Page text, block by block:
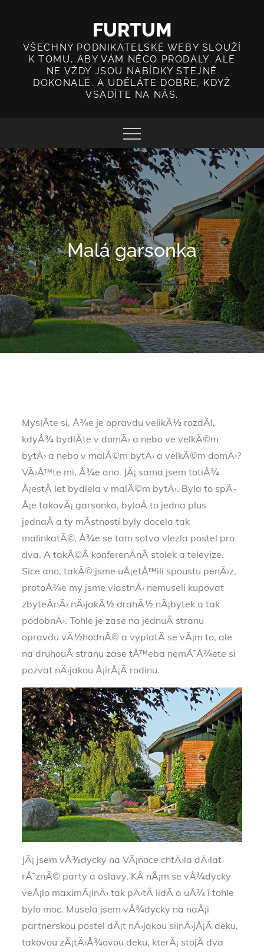
content
FURTUM
VŠECHNY PODNIKATELSKÉ WEBY SLOUŽÍ
K TOMU, ABY VÁM NĚCO PRODALY. ALE
NE VŽDY JSOU NABÍDKY STEJNĚ
DOKONALÉ. A UDĚLÁTE DOBŘE, KDYŽ
VSADÍTE NA NÁS.
Malá garsonka
MyslÃ­te si, Å¾e je opravdu velikÃ½ rozdÃ­l,
kdyÅ¾ bydlÃ­te v domÄ› a nebo ve velkÃ©m
bytÄ› a nebo v malÃ©m bytÄ› a velkÃ©m domÄ›?
VÄ›Å™te mi, Å¾e ano. JÃ¡ sama jsem totiÅ¾
Å¡estÂ let bydlela v malÃ©m bytÄ›. Byla to spÃ­
Å¡e takovÃ¡ garsonka, byloÂ to jedna plus
jednaÂ a ty mÃ­stnosti byly docela tak
malinkatÃ©, Å¾e se tam sotva vlezla postel pro
dva. A takÃ©Â konferenÄnÃ­ stolek a televize.
Sice ano, takÃ© jsme uÅ¡etÅ™ili spoustu penÄ›z,
protoÅ¾e my jsme vlastnÄ› nemuseli kupovat
zbyteÄnÄ› nÄ›jakÃ½ drahÃ½ nÃ¡bytek a tak
podobnÄ›. Tohle je zase na jednuÂ stranu
opravdu vÃ½hodnÃ© a vyplatÃ­ se vÃ¡m to, ale
na druhouÂ stranu zase tÅ™eba nemÅ¯Å¾ete si
pozvat nÄ›jakou Å¡irÅ¡Ã­ rodinu.
JÃ¡ jsem vÅ¾dycky na VÃ¡noce chtÄ›la dÄ›lat
rÅ¯znÃ© party a oslavy. KÂ nÃ¡m se vÅ¾dycky
veÅ¡lo maximÃ¡lnÄ› tak pÄ›tÂ lidÃ­ a uÅ¾ i tohle
bylo moc. Musela jsem vÅ¾dycky na naÅ¡i
partnerskou postel dÃ¡t nÄ›jakou silnÄ›jÅ¡Ã­ deku,
takovou zÃ¡tÄ›Å¾ovou deku, kterÃ¡ stojÃ­ dva